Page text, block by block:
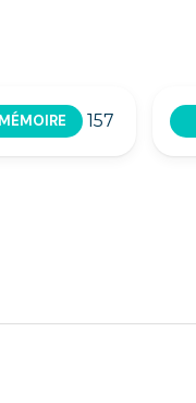
157